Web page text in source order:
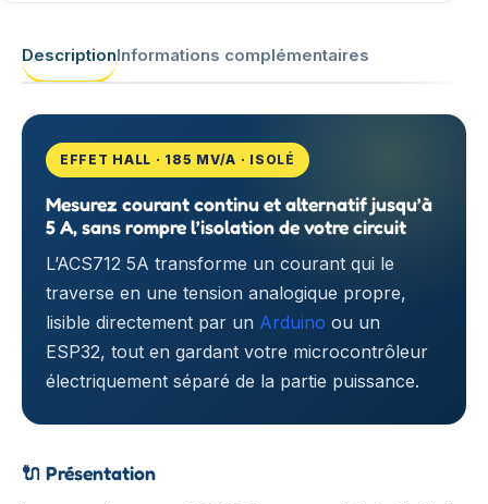
DescriptionInformations complémentaires
EFFET HALL · 185 MV/A · ISOLÉ
Mesurez courant continu et alternatif jusqu’à
5 A, sans rompre l’isolation de votre circuit
L’ACS712 5A transforme un courant qui le
traverse en une tension analogique propre,
lisible directement par un Arduino ou un
ESP32, tout en gardant votre microcontrôleur
électriquement séparé de la partie puissance.
🔌 Présentation